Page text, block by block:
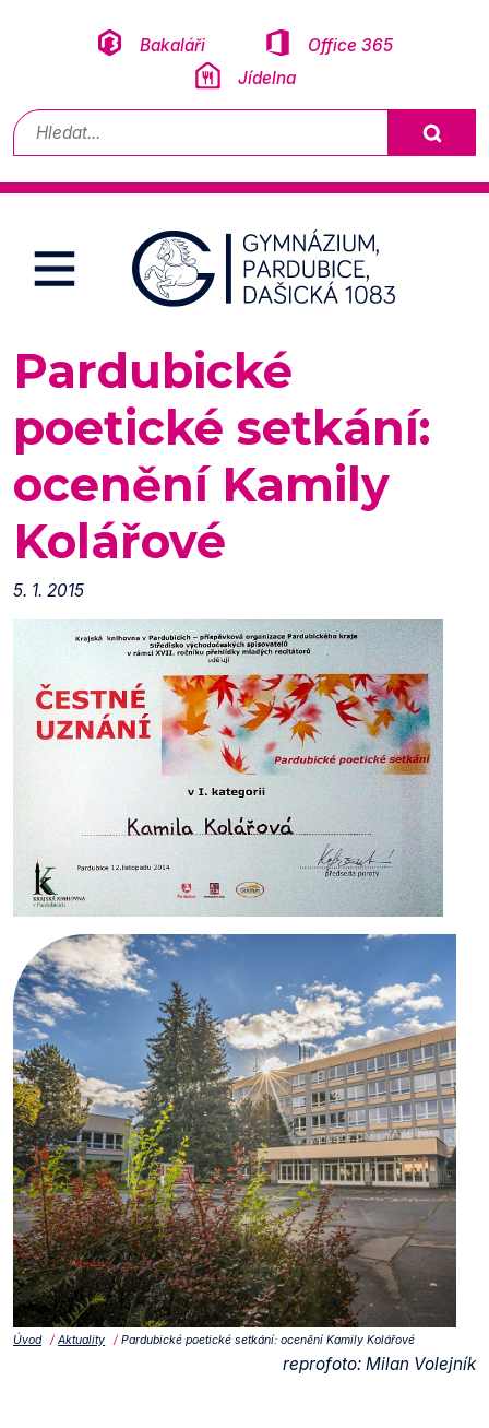
Bakaláři
Office 365
Jídelna
Vyhledávání
Pardubické
poetické setkání:
ocenění Kamily
Kolářové
5. 1. 2015
Úvod Aktuality Pardubické poetické setkání: ocenění Kamily Kolářové
reprofoto: Milan Volejník